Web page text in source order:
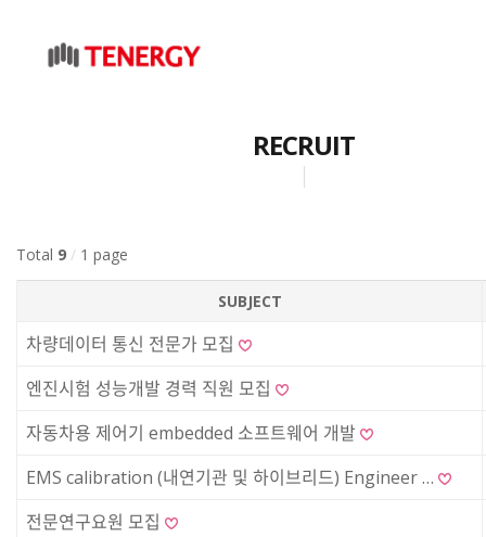
RECRUIT
Total 9 / 1 page
SUBJECT
차량데이터 통신 전문가 모집
엔진시험 성능개발 경력 직원 모집
자동차용 제어기 embedded 소프트웨어 개발
EMS calibration (내연기관 및 하이브리드) Engineer …
전문연구요원 모집